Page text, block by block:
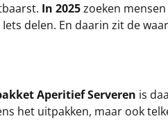
In 2025zoeken
delen. En daarin zit de
Aperitief Serveren is
het uitpakken, maar ook